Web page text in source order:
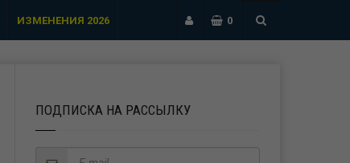
ИЗМЕНЕНИЯ 2026 0
ПОДПИСКА НА РАССЫЛКУ